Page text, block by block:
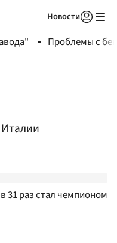
Новости
Проблемы с
31 раз стал чемпионом